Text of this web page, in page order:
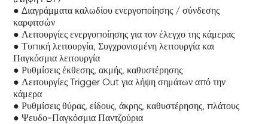
● Διαγράμματα καλωδίου ενεργοποίησης / σύνδεσης
καρφιτσών
● Λειτουργίες ενεργοποίησης για τον έλεγχο της κάμερας
● Τυπική λειτουργία, Συγχρονισμένη λειτουργία και
Παγκόσμια λειτουργία
● Ρυθμίσεις έκθεσης, ακμής, καθυστέρησης
● Λειτουργίες Trigger Out για λήψη σημάτων από την
κάμερα
● Ρυθμίσεις θύρας, είδους, άκρης, καθυστέρησης, πλάτους
● Ψευδο-Παγκόσμια Παντζούρια